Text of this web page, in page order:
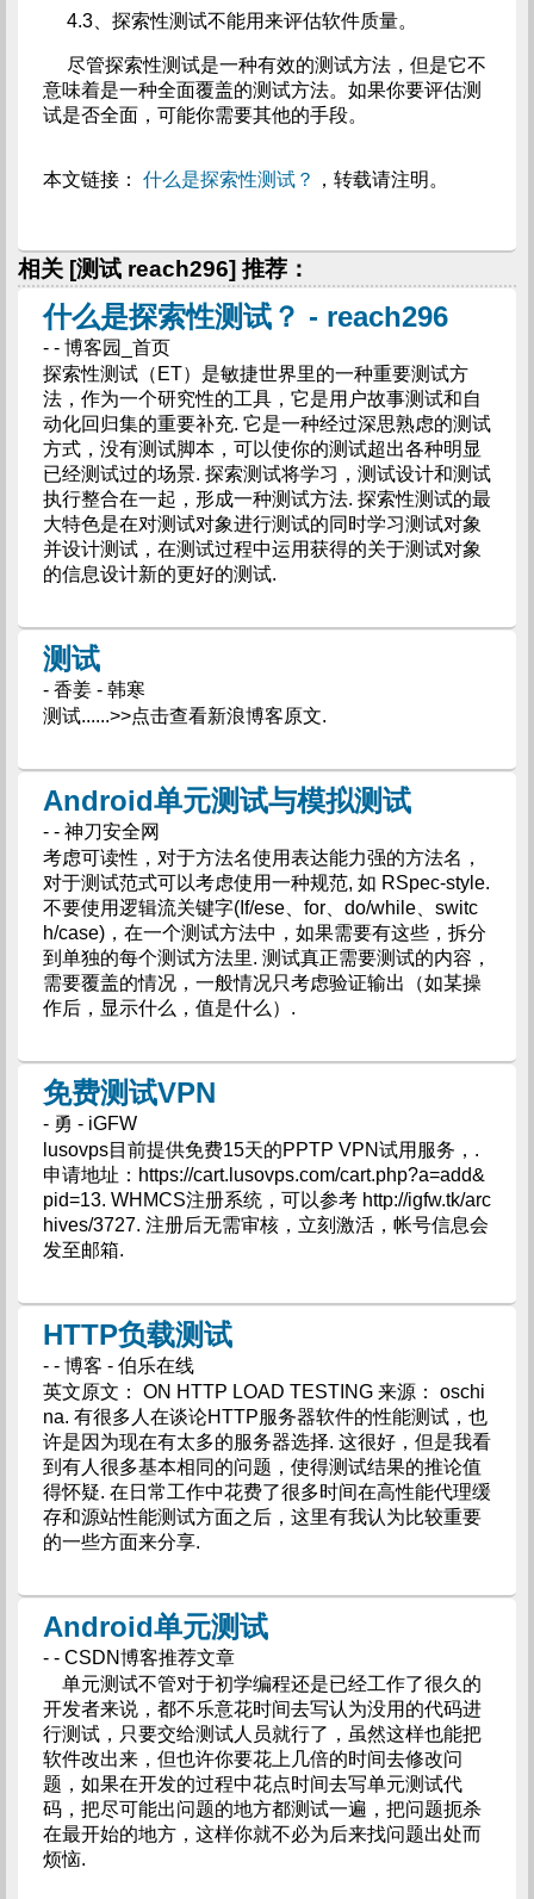
4.3、探索性测试不能用来评估软件质量。
尽管探索性测试是一种有效的测试方法，但是它不
意味着是一种全面覆盖的测试方法。如果你要评估测
试是否全面，可能你需要其他的手段。
本文链接： 什么是探索性测试？ ，转载请注明。
相关 [测试 reach296] 推荐：
什么是探索性测试？ - reach296
- - 博客园_首页
探索性测试（ET）是敏捷世界里的一种重要测试方
法，作为一个研究性的工具，它是用户故事测试和自
动化回归集的重要补充. 它是一种经过深思熟虑的测试
方式，没有测试脚本，可以使你的测试超出各种明显
已经测试过的场景. 探索测试将学习，测试设计和测试
执行整合在一起，形成一种测试方法. 探索性测试的最
大特色是在对测试对象进行测试的同时学习测试对象
并设计测试，在测试过程中运用获得的关于测试对象
的信息设计新的更好的测试.
测试
- 香姜 - 韩寒
测试......>>点击查看新浪博客原文.
Android单元测试与模拟测试
- - 神刀安全网
考虑可读性，对于方法名使用表达能力强的方法名，
对于测试范式可以考虑使用一种规范, 如 RSpec-style.
不要使用逻辑流关键字(If/ese、for、do/while、switc
h/case)，在一个测试方法中，如果需要有这些，拆分
到单独的每个测试方法里. 测试真正需要测试的内容，
需要覆盖的情况，一般情况只考虑验证输出（如某操
作后，显示什么，值是什么）.
免费测试VPN
- 勇 - iGFW
lusovps目前提供免费15天的PPTP VPN试用服务，.
申请地址：https://cart.lusovps.com/cart.php?a=add&
pid=13. WHMCS注册系统，可以参考 http://igfw.tk/arc
hives/3727. 注册后无需审核，立刻激活，帐号信息会
发至邮箱.
HTTP负载测试
- - 博客 - 伯乐在线
英文原文： ON HTTP LOAD TESTING 来源： oschi
na. 有很多人在谈论HTTP服务器软件的性能测试，也
许是因为现在有太多的服务器选择. 这很好，但是我看
到有人很多基本相同的问题，使得测试结果的推论值
得怀疑. 在日常工作中花费了很多时间在高性能代理缓
存和源站性能测试方面之后，这里有我认为比较重要
的一些方面来分享.
Android单元测试
- - CSDN博客推荐文章
单元测试不管对于初学编程还是已经工作了很久的
开发者来说，都不乐意花时间去写认为没用的代码进
行测试，只要交给测试人员就行了，虽然这样也能把
软件改出来，但也许你要花上几倍的时间去修改问
题，如果在开发的过程中花点时间去写单元测试代
码，把尽可能出问题的地方都测试一遍，把问题扼杀
在最开始的地方，这样你就不必为后来找问题出处而
烦恼.